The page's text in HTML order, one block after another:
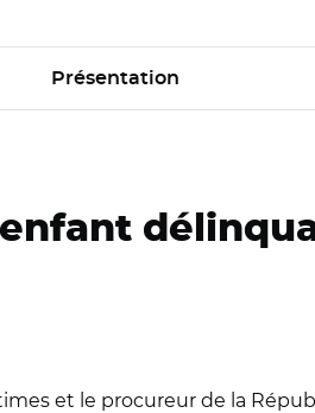
Présentation
et le procureur de la